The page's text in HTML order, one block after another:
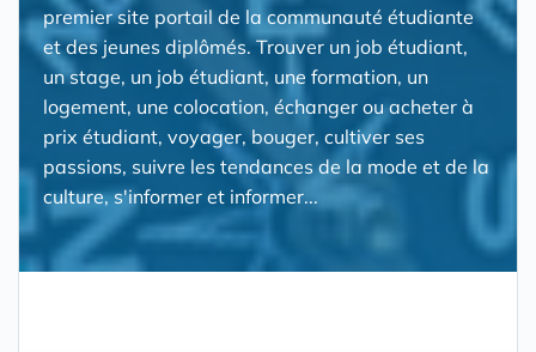
premier site portail de la communauté étudiante
et des jeunes diplômés. Trouver un job étudiant,
un stage, un job étudiant, une formation, un
logement, une colocation, échanger ou acheter à
prix étudiant, voyager, bouger, cultiver ses
passions, suivre les tendances de la mode et de la
culture, s'informer et informer...